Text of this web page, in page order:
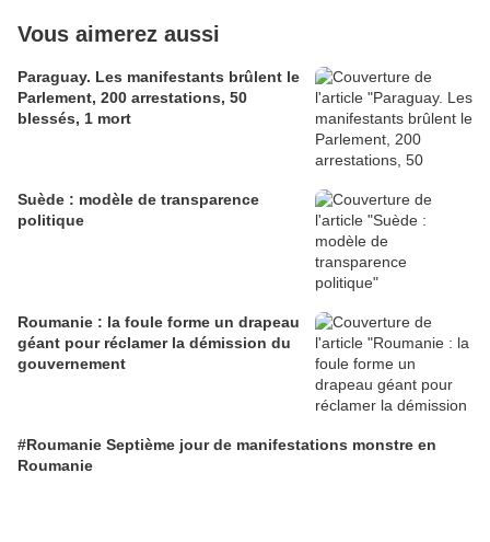
Vous aimerez aussi
Paraguay. Les manifestants brûlent le
Parlement, 200 arrestations, 50
blessés, 1 mort
Suède : modèle de transparence
politique
Roumanie : la foule forme un drapeau
géant pour réclamer la démission du
gouvernement
#Roumanie Septième jour de manifestations monstre en
Roumanie